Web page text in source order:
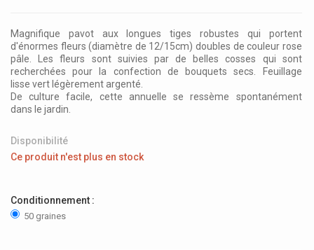
Magnifique pavot aux longues tiges robustes qui portent
d'énormes fleurs (diamètre de 12/15cm) doubles de couleur rose
pâle. Les fleurs sont suivies par de belles cosses qui sont
recherchées pour la confection de bouquets secs. Feuillage
lisse vert légèrement argenté.
De culture facile, cette annuelle se ressème spontanément
dans le jardin.
Disponibilité
Ce produit n'est plus en stock
Conditionnement :
50 graines